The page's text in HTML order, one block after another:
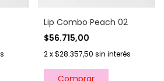
Lip Combo Peach 02
$56.715,00
2 x$28.357,50 sin interés